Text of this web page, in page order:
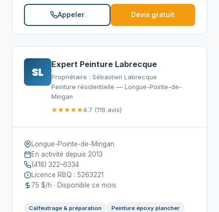
Appeler Devis gratuit
SL
Expert Peinture Labrecque
Propriétaire : Sébastien Labrecque
Peinture résidentielle — Longue-Pointe-de-
Mingan
★★★★★4.7 (116 avis)
Longue-Pointe-de-Mingan
En activité depuis 2013
(418) 322-6334
Licence RBQ : 5263221
75 $/h · Disponible ce mois
Calfeutrage & préparation
Peinture époxy plancher